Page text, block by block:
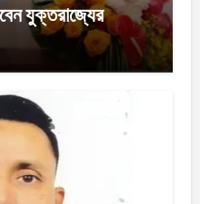
যুক্তরাজ্যের